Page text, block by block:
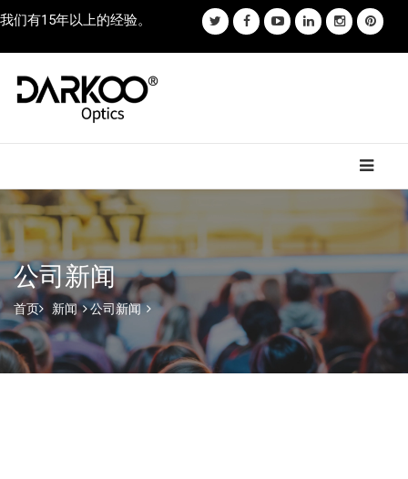
我们有15年以上的经验。
公司新闻
首页 新闻 公司新闻